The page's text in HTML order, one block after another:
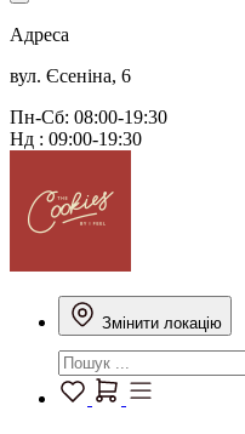
Адреса
вул. Єсеніна, 6
Пн-Сб: 08:00-19:30
Нд : 09:00-19:30
Змінити локацію